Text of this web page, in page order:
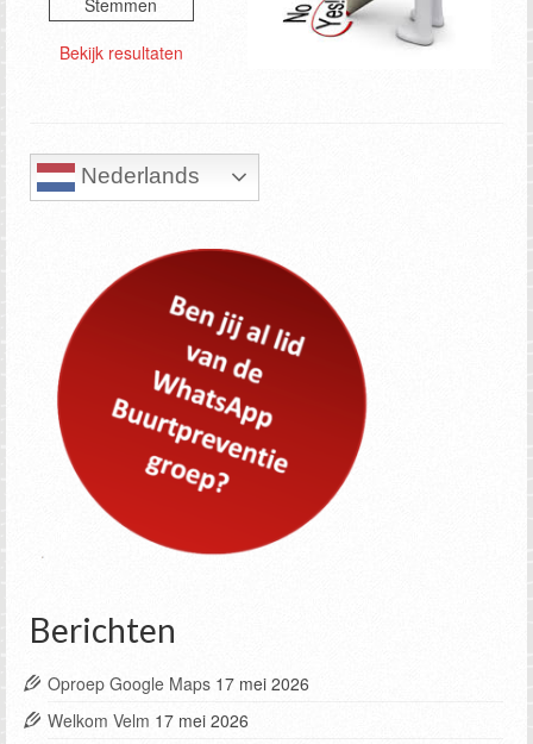
Bekijk resultaten
Nederlands
Berichten
Oproep Google Maps 17 mei 2026
Welkom Velm 17 mei 2026